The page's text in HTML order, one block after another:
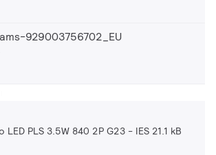
929003756702_EU
LED PLS 3.5W 840 2P G23 IES 21.1 kB